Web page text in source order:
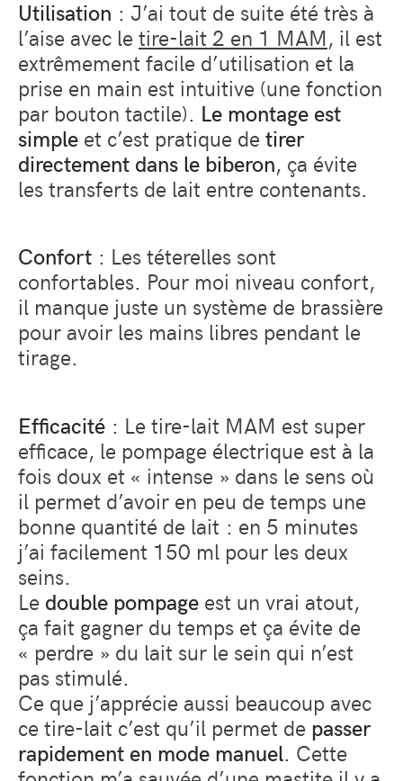
Utilisation : J’ai tout de suite été très à
l’aise avec le tire-lait 2 en 1 MAM, il est
extrêmement facile d’utilisation et la
prise en main est intuitive (une fonction
par bouton tactile). Le montage est
simple et c’est pratique de tirer
directement dans le biberon, ça évite
les transferts de lait entre contenants.
Confort : Les téterelles sont
confortables. Pour moi niveau confort,
il manque juste un système de brassière
pour avoir les mains libres pendant le
tirage.
Efficacité : Le tire-lait MAM est super
efficace, le pompage électrique est à la
fois doux et « intense » dans le sens où
il permet d’avoir en peu de temps une
bonne quantité de lait : en 5 minutes
j’ai facilement 150 ml pour les deux
seins.
Le double pompage est un vrai atout,
ça fait gagner du temps et ça évite de
« perdre » du lait sur le sein qui n’est
pas stimulé.
Ce que j’apprécie aussi beaucoup avec
ce tire-lait c’est qu’il permet de passer
rapidement en mode manuel. Cette